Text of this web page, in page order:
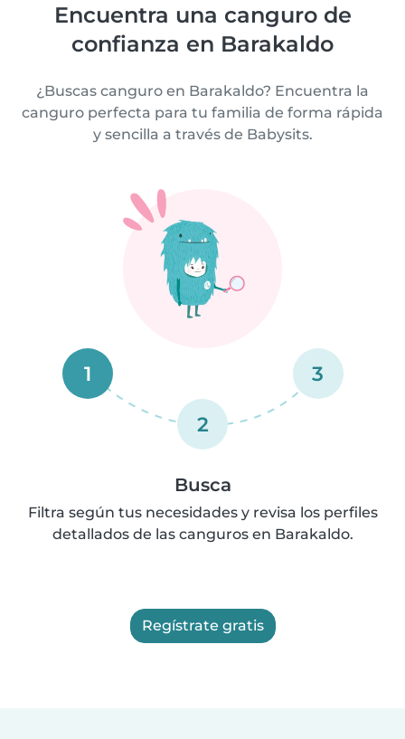
Encuentra una canguro de
confianza en Barakaldo
¿Buscas canguro en Barakaldo? Encuentra la
canguro perfecta para tu familia de forma rápida
y sencilla a través de Babysits.
1
2
3
Busca
Filtra según tus necesidades y revisa los perfiles
detallados de las canguros en Barakaldo.
Regístrate gratis